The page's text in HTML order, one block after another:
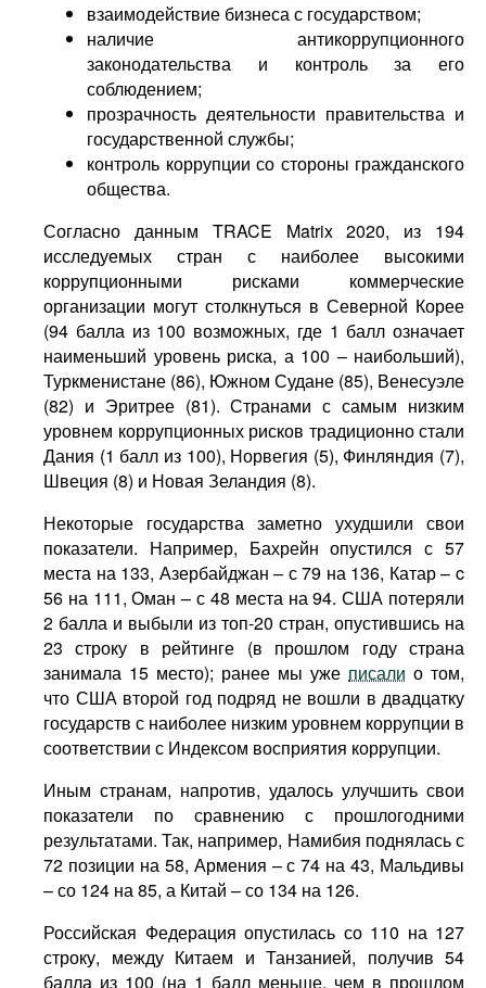
взаимодействие бизнеса с государством;
наличие антикоррупционного
законодательства и контроль за его
соблюдением;
прозрачность деятельности правительства и
государственной службы;
контроль коррупции со стороны гражданского
общества.
Согласно данным TRACE Matrix 2020, из 194
исследуемых стран с наиболее высокими
коррупционными рисками коммерческие
организации могут столкнуться в Северной Корее
(94 балла из 100 возможных, где 1 балл означает
наименьший уровень риска, а 100 – наибольший),
Туркменистане (86), Южном Судане (85), Венесуэле
(82) и Эритрее (81). Странами с самым низким
уровнем коррупционных рисков традиционно стали
Дания (1 балл из 100), Норвегия (5), Финляндия (7),
Швеция (8) и Новая Зеландия (8).
Некоторые государства заметно ухудшили свои
показатели. Например, Бахрейн опустился с 57
места на 133, Азербайджан – с 79 на 136, Катар – c
56 на 111, Оман – с 48 места на 94. США потеряли
2 балла и выбыли из топ-20 стран, опустившись на
23 строку в рейтинге (в прошлом году страна
занимала 15 место); ранее мы уже писали о том,
что США второй год подряд не вошли в двадцатку
государств с наиболее низким уровнем коррупции в
соответствии с Индексом восприятия коррупции.
Иным странам, напротив, удалось улучшить свои
показатели по сравнению с прошлогодними
результатами. Так, например, Намибия поднялась с
72 позиции на 58, Армения – с 74 на 43, Мальдивы
– со 124 на 85, а Китай – со 134 на 126.
Российская Федерация опустилась со 110 на 127
строку, между Китаем и Танзанией, получив 54
балла из 100 (на 1 балл меньше, чем в прошлом